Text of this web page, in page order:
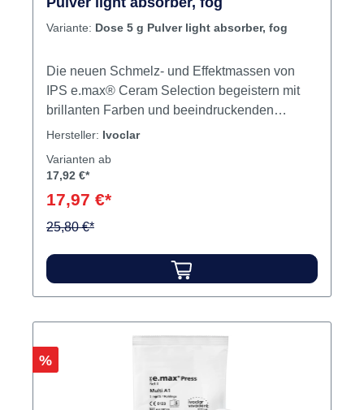
Variante: Dose 5 g Pulver light absorber, fog
Die neuen Schmelz- und Effektmassen von
IPS e.max® Ceram Selection begeistern mit
brillanten Farben und beeindruckenden
lichtoptischen Eigenschaften. IPS e.max®
Massen für mehr Kreativität und Individualität
Kombination mit den bestehenden IPS e.max
Ceram-Massen verwendet und erleichtern die
zugunsten hochästhetischer, natürlich
wirkender Restaurationen. Die zwölf Farben
– eingefärbte Schmelzmassen Light reflector –
lichtreflektierende Effektmassen Light absorber
– lichtabsorbierende Effektmassen Inhalt
Schmelz- und Effektmasse
Hersteller: Ivoclar
Varianten ab
17,92 €*
17,97 €*
25,80 €*
Rabatt
%